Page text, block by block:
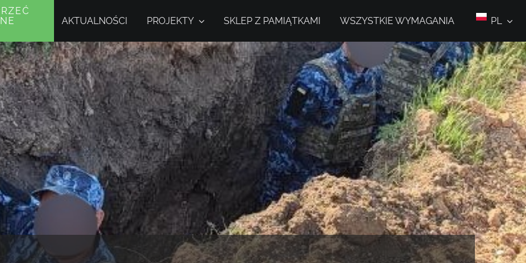
AKTUALNOŚCI PROJEKTY SKLEP Z PAMIĄTKAMI WSZYSTKIE WYMAGANIA PL